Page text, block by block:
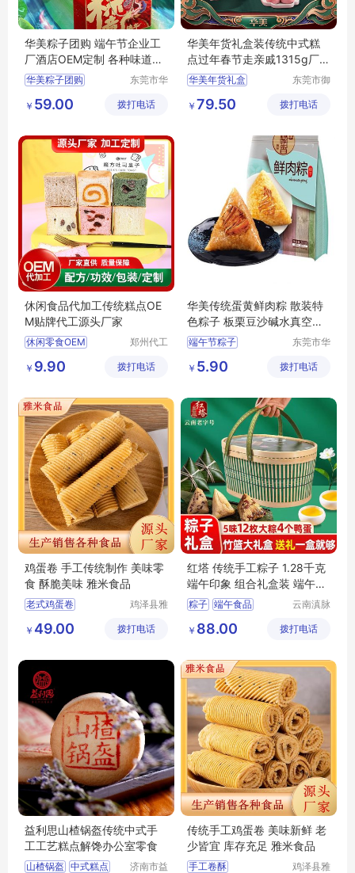
华美粽子团购 端午节企业工
厂酒店OEM定制 各种味道各
种包装任选
华美粽子团购
东莞市华
限公司
￥ 59.00 拨打电话
华美年货礼盒装传统中式糕
点过年春节走亲戚1315g厂价
批发团购
华美年货礼盒
华美年货 华美糕点
东莞市御
有限公司
￥ 79.50 拨打电话
休闲食品代加工传统糕点OE
M贴牌代工源头厂家
休闲零食OEM
传统糕点厂家
郑州代工
技有限公
￥ 9.90 拨打电话
华美传统蛋黄鲜肉粽 散装特
色粽子 板栗豆沙碱水真空端
午节团购价优
端午节粽子
东莞市华
限公司
￥ 5.90 拨打电话
鸡蛋卷 手工传统制作 美味零
食 酥脆美味 雅米食品
老式鸡蛋卷
鸡蛋卷 传统鸡蛋卷
鸡泽县雅
限公司
￥ 49.00 拨打电话
红塔 传统手工粽子 1.28千克
端午印象 组合礼盒装 端午送
礼
粽子 端午食品
云南滇脉
公司
￥ 88.00 拨打电话
益利思山楂锅盔传统中式手
工工艺糕点解馋办公室零食
山楂锅盔 中式糕点
济南市益
传统手工鸡蛋卷 美味新鲜 老
少皆宜 库存充足 雅米食品
手工卷酥
鸡泽县雅